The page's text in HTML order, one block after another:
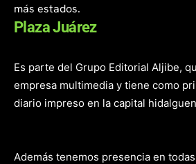
más estados.
Plaza Juárez
Es parte del Grupo Editorial Aljibe,
empresa multimedia y tiene como
diario impreso en la capital
Además tenemos presencia en